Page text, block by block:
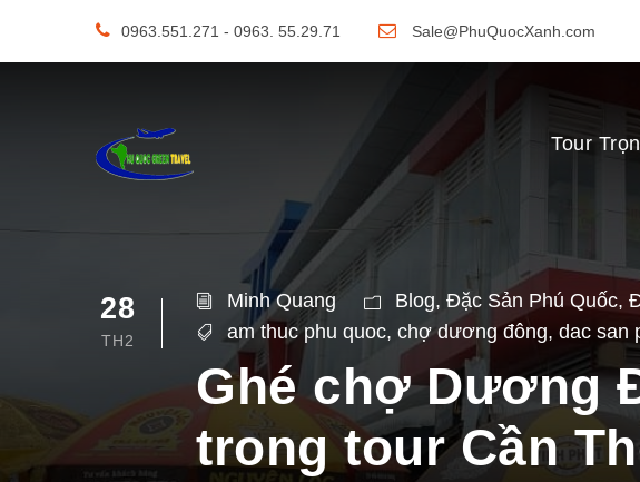
0963.551.271 - 0963. 55.29.71 Sale@PhuQuocXanh.com
Tour
28
TH2
Minh Quang Blog, Đặc Sản Phú Quốc,
am thuc phu quoc, chợ dương đông, dac san
Ghé chợ Dương
trong tour Cần